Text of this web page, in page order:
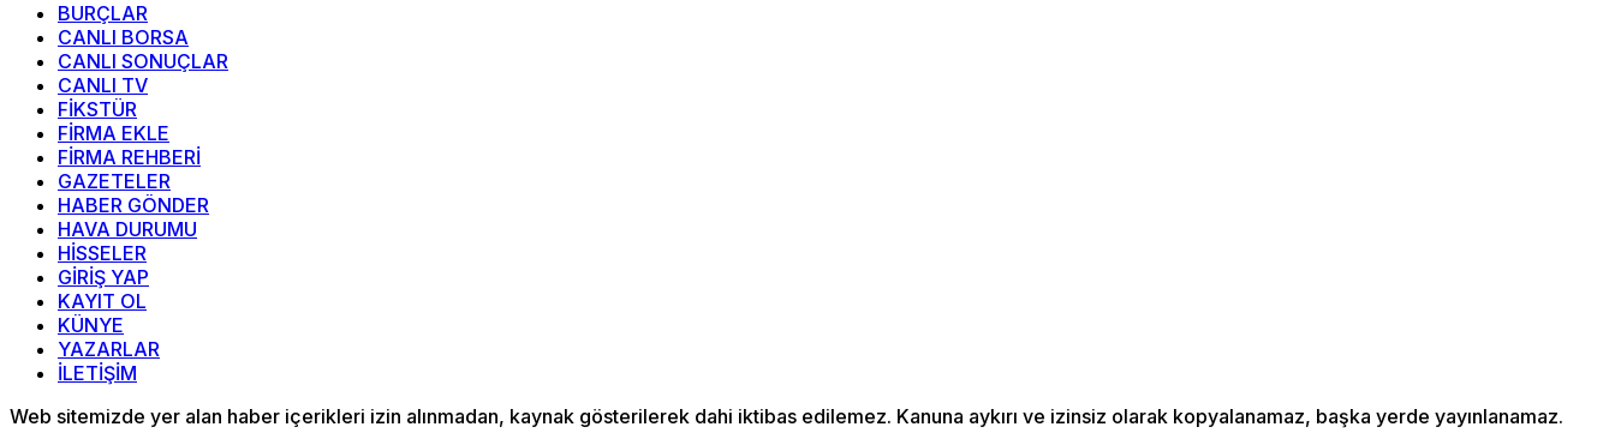
BURÇLAR
CANLI BORSA
CANLI SONUÇLAR
CANLI TV
FİKSTÜR
FİRMA EKLE
FİRMA REHBERİ
GAZETELER
HABER GÖNDER
HAVA DURUMU
HİSSELER
GİRİŞ YAP
KAYIT OL
KÜNYE
YAZARLAR
İLETİŞİM
Web sitemizde yer alan haber içerikleri izin alınmadan, kaynak gösterilerek dahi iktibas edilemez. Kanuna aykırı ve izinsiz olarak kopyalanamaz, başka yerde yayınlanamaz.